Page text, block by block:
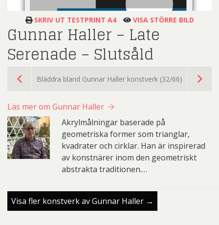
SKRIV UT TESTPRINT A4 VISA STÖRRE BILD
Gunnar Haller – Late
Serenade – Slutsåld
Bläddra bland Gunnar Haller konstverk (32/66)
Läs mer om Gunnar Haller
Akrylmålningar baserade på
geometriska former som trianglar,
kvadrater och cirklar. Han är inspirerad
av konstnärer inom den geometriskt
abstrakta traditionen.…
Visa fler konstverk av Gunnar Haller →